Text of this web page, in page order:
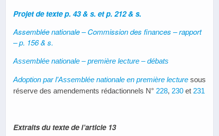
Projet de textep. 43 & s. etp. 212 & s.
Assemblée nationale – Commission des finances – rapport
– p. 156 & s.
Assemblée nationale – première lecture – débats
Adoption par l’Assemblée nationale en première lecture sous
réserve des amendements rédactionnels N° 228, 230 et 231
Extraits du texte de l’article 13